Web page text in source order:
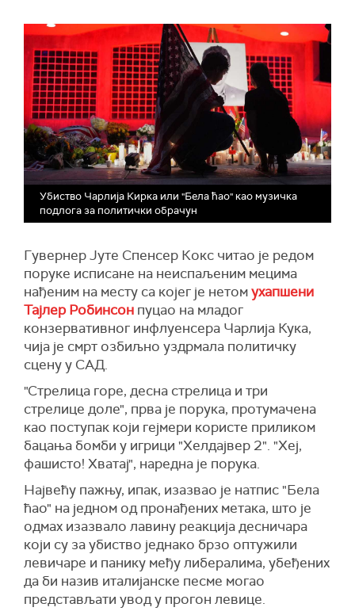
Убиство Чарлија Кирка или "Бела ћао" као музичка
подлога за политички обрачун
Гувернер Јуте Спенсер Кокс читао је редом
поруке исписане на неиспаљеним мецима
нађеним на месту са којег је нетомухапшени
Тајлер Робинсон пуцао на младог
конзервативног инфлуенсера Чарлија Кука,
чија је смрт озбиљно уздрмала политичку
сцену у САД.
"Стрелица горе, десна стрелица и три
стрелице доле", прва је порука, протумачена
као поступак који гејмери користе приликом
бацања бомби у игрици "Хелдајвер 2". "Хеј,
фашисто! Хватај", наредна је порука.
Највећу пажњу, ипак, изазвао је натпис "Бела
ћао" на једном од пронађених метака, што је
одмах изазвало лавину реакција десничара
који су за убиство једнако брзо оптужили
левичаре и панику међу либералима, убеђених
да би назив италијанске песме могао
представљати увод у прогон левице.